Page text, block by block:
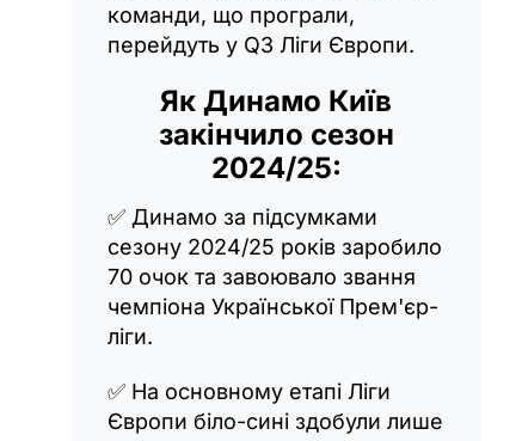
команди, що програли,
перейдуть у Q3 Ліги Європи.
Як Динамо Київ
закінчило сезон
2024/25:
✅ Динамо за підсумками
сезону 2024/25 років заробило
70 очок та завоювало звання
чемпіона Української Прем'єр-
ліги.
✅ На основному етапі Ліги
Європи біло-сині здобули лише